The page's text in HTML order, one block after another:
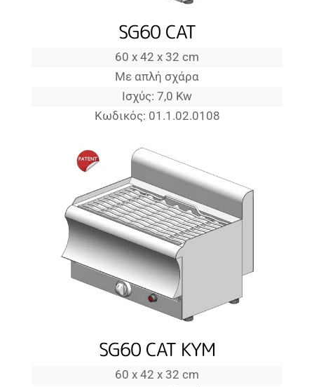
SG60 CAT
60 x 42 x 32 cm
Με απλή σχάρα
Ισχύς: 7,0 Kw
Κωδικός: 01.1.02.0108
SG60 CAT KYM
60 x 42 x 32 cm